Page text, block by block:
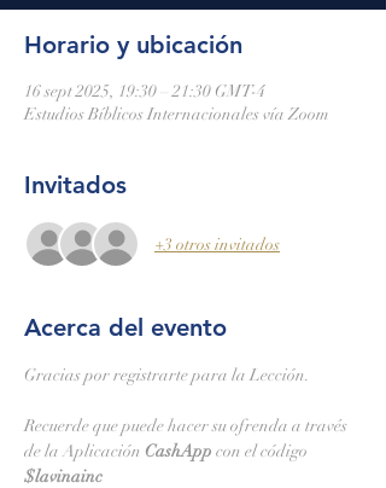
Horario y ubicación
16 sept 2025, 19:30 – 21:30 GMT-4
Estudios Bíblicos Internacionales vía Zoom
Invitados
+3 otros invitados
Acerca del evento
Gracias por registrarte para la Lección.
Recuerde que puede hacer su ofrenda a través
de la Aplicación CashApp con el código
$lavinainc